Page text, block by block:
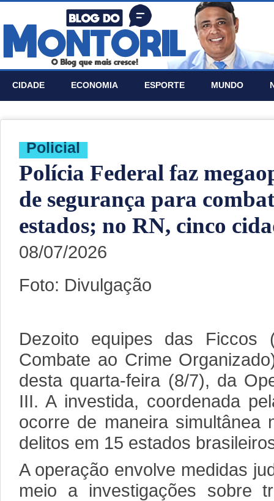
CIDADE ECONOMIA ESPORTE MUNDO
Policial
Polícia Federal faz
de segurança para
estados; no RN, cinco
08/07/2026
Foto: Divulgação
Dezoito equipes das Ficcos
Combate ao Crime
desta quarta-feira (8/7), da
III. A investida, coordenada
ocorre de maneira simultânea
delitos em 15 estados
A operação envolve medidas
meio a investigações sobre